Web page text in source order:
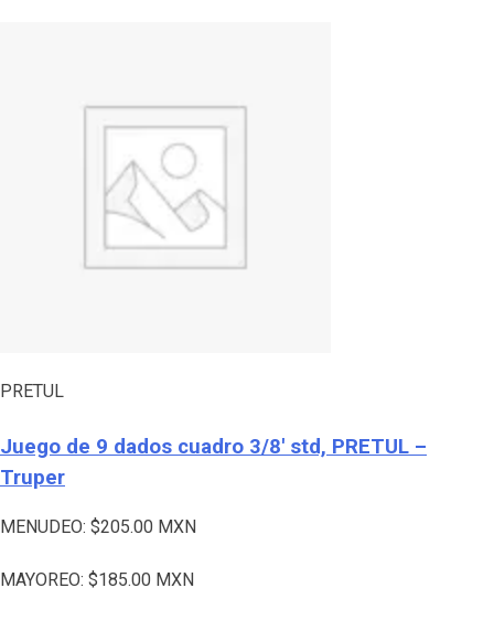
PRETUL
Juego de 9 dados cuadro 3/8′ std, PRETUL –
Truper
MENUDEO: $205.00 MXN
MAYOREO: $185.00 MXN